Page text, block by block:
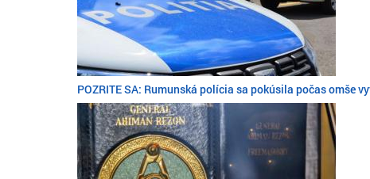
POZRITE SA: Rumunská polícia sa pokúsila počas omše